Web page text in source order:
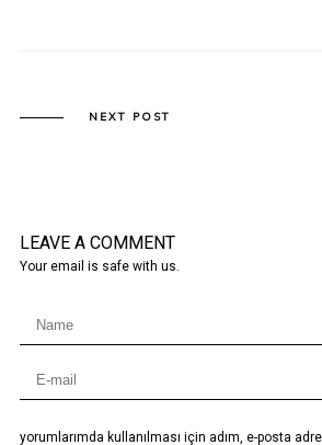
NEXT POST
LEAVE A COMMENT
Your email is safe with us.
yorumlarımda kullanılması için adım, e-posta